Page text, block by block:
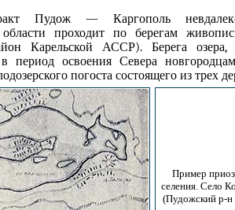
Пудож — Каргополь
области проходит по берегам
Карельской АССР). Берега озера,
период освоения Севера
погоста состоящего из трех
Пример
селения. Село
(Пудожский р-н